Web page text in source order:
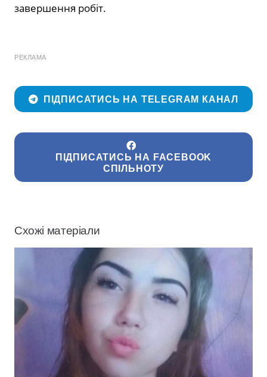
завершення робіт.
РЕКЛАМА
ПІДПИСАТИСЬ НА TELEGRAM КАНАЛ
ПІДПИСАТИСЬ НА FACEBOOK
СПІЛЬНОТУ
Схожі матеріали